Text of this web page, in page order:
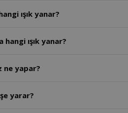
ışık yanar?
ışık yanar?
ne yapar?
yarar?